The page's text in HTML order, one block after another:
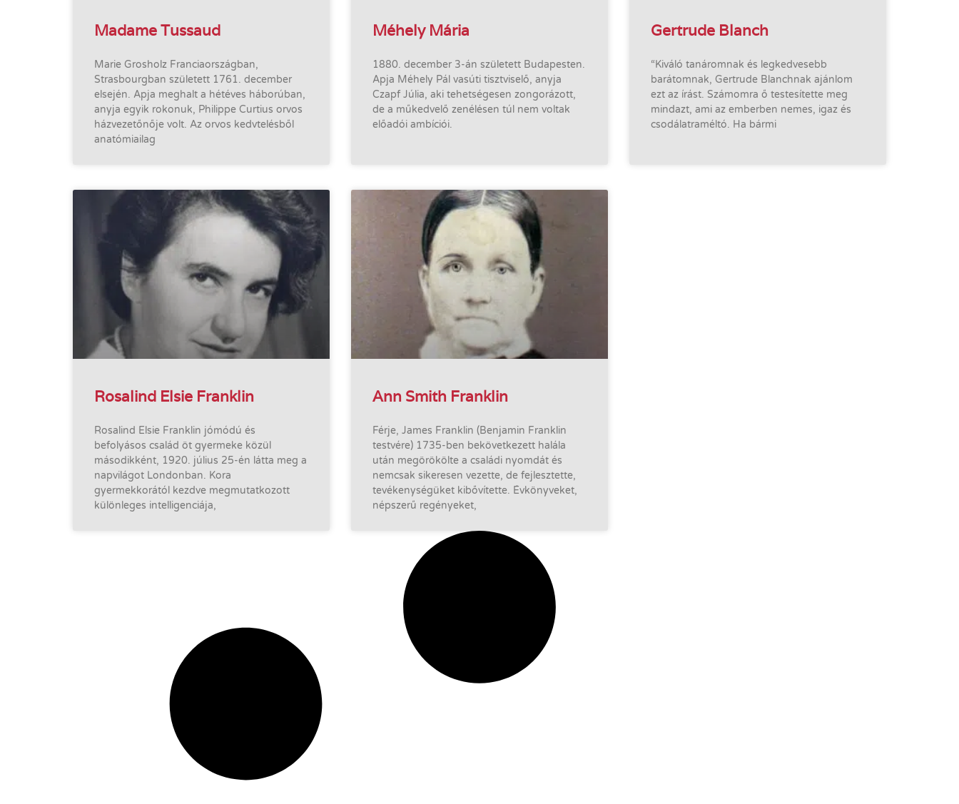
Madame Tussaud
Marie Grosholz Franciaországban,
Strasbourgban született 1761. december
elsején. Apja meghalt a hétéves háborúban,
anyja egyik rokonuk, Philippe Curtius orvos
házvezetőnője volt. Az orvos kedvtelésből
anatómiailag
Méhely Mária
1880. december 3-án született Budapesten.
Apja Méhely Pál vasúti tisztviselő, anyja
Czapf Júlia, aki tehetségesen zongorázott,
de a műkedvelő zenélésen túl nem voltak
előadói ambíciói.
Gertrude Blanch
“Kiváló tanáromnak és legkedvesebb
barátomnak, Gertrude Blanchnak ajánlom
ezt az írást. Számomra ő testesítette meg
mindazt, ami az emberben nemes, igaz és
csodálatraméltó. Ha bármi
Rosalind Elsie Franklin
Rosalind Elsie Franklin jómódú és
befolyásos család öt gyermeke közül
másodikként, 1920. július 25-én látta meg a
napvilágot Londonban. Kora
gyermekkorától kezdve megmutatkozott
különleges intelligenciája,
Ann Smith Franklin
Férje, James Franklin (Benjamin Franklin
testvére) 1735-ben bekövetkezett halála
után megörökölte a családi nyomdát és
nemcsak sikeresen vezette, de fejlesztette,
tevékenységüket kibővítette. Évkönyveket,
népszerű regényeket,